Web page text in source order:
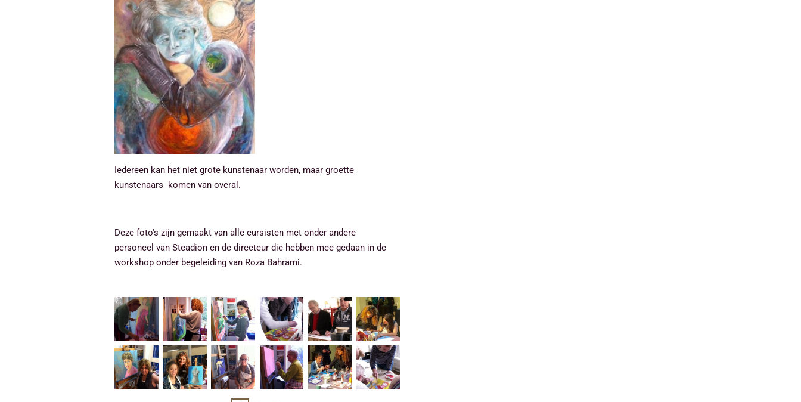
Iedereen kan het niet grote kunstenaar worden, maar groette
kunstenaars komen van overal.
Deze foto's zijn gemaakt van alle cursisten met onder andere
personeel van Steadion en de directeur die hebben mee gedaan in de
workshop onder begeleiding van Roza Bahrami.